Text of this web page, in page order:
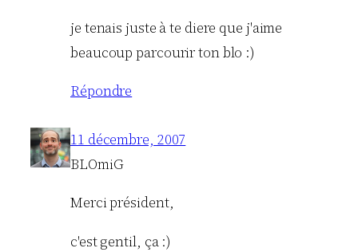
je tenais juste à te diere que j'aime
beaucoup parcourir ton blo :)
Répondre
11 décembre, 2007
BLOmiG
Merci président,
c'est gentil, ça :)